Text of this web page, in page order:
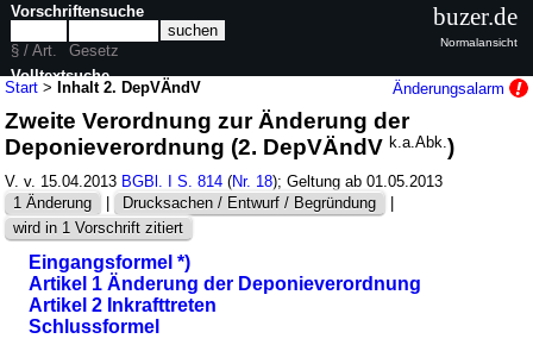
Start >Inhalt 2. DepVÄndV Änderungsalarm
Zweite Verordnung zur Änderung der
Deponieverordnung (2. DepVÄndVk.a.Abk.)
V. v. 15.04.2013 BGBl. I S. 814 (Nr. 18); Geltung ab 01.05.2013
1 Änderung
| Drucksachen / Entwurf / Begründung
|
wird in 1 Vorschrift zitiert
Eingangsformel *)
Artikel 1 Änderung der Deponieverordnung
Artikel 2 Inkrafttreten
Schlussformel
Vorschriftensuche
§ / Art.
Gesetz
Volltextsuche
nur in 2. DepVÄndV
buzer.de
Normalansicht